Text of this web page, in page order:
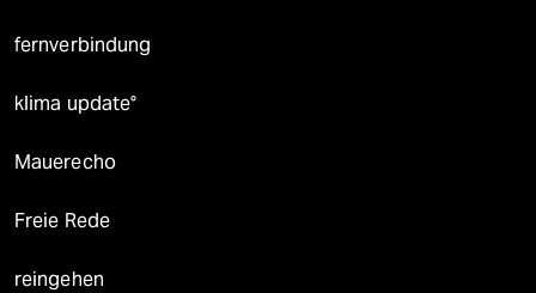
fernverbindung
klima update°
Mauerecho
Freie Rede
reingehen